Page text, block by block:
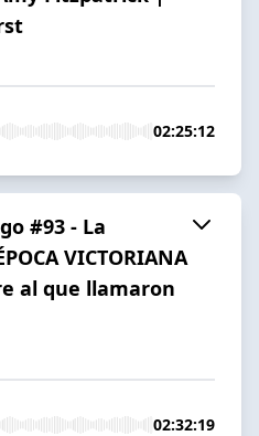
02:25:12
#93 - La
VICTORIANA
al que llamaron
02:32:19